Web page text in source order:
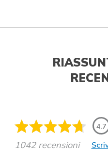
4.7
1042 recensioni